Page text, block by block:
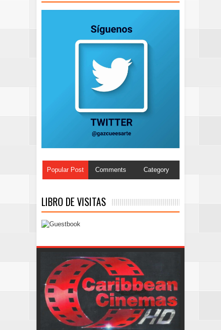
Popular Post Comments Category
LIBRO DE VISITAS